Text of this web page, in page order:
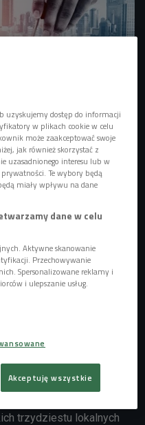
architektura miast
miejsc do życia.
bardziej przyjazne.
większej ilości
spotkań i aktywności.
o projektowaniu
że władze świadomie
centra lokalne -
trzydziestu lokalnych
uzyskujemy dostęp do informacji
w plikach cookie w celu
może zaakceptować swoje
jak również skorzystać z
uzasadnionego interesu lub w
Te wybory będą
miały wpływu na dane
dane w celu
Aktywne skanowanie
Przechowywanie
Spersonalizowane reklamy i
i ulepszanie usług.
Akceptuję wszystkie